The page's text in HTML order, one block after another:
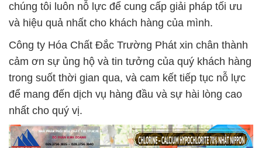
chúng tôi luôn nỗ lực để cung cấp giải pháp tối ưu
và hiệu quả nhất cho khách hàng của mình.
Công ty Hóa Chất Đắc Trường Phát xin chân thành
cảm ơn sự ủng hộ và tin tưởng của quý khách hàng
trong suốt thời gian qua, và cam kết tiếp tục nỗ lực
để mang đến dịch vụ hàng đầu và sự hài lòng cao
nhất cho quý vị.